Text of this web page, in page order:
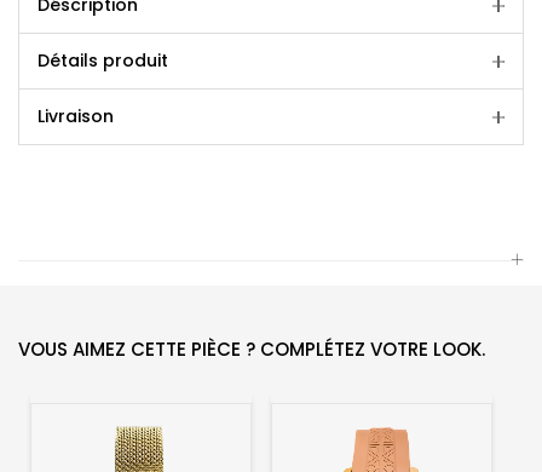
Déscription
Détails produit
Livraison
VOUS AIMEZ CETTE PIÈCE ? COMPLÉTEZ VOTRE LOOK.